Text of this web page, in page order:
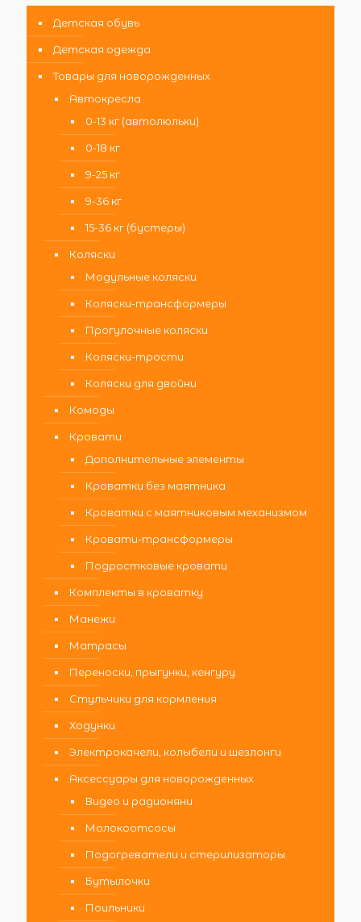
Детская обувь
Детская одежда
Товары для новорожденных
Автокресла
0-13 кг (автолюльки)
0-18 кг
9-25 кг
9-36 кг
15-36 кг (бустеры)
Коляски
Модульные коляски
Коляски-трансформеры
Прогулочные коляски
Коляски-трости
Коляски для двойни
Комоды
Кровати
Дополнительные элементы
Кроватки без маятника
Кроватки с маятниковым механизмом
Кровати-трансформеры
Подростковые кровати
Комплекты в кроватку
Манежи
Матрасы
Переноски, прыгунки, кенгуру
Стульчики для кормления
Ходунки
Электрокачели, колыбели и шезлонги
Аксессуары для новорожденных
Видео и радионяни
Молокоотсосы
Подогреватели и стерилизаторы
Бутылочки
Поильники